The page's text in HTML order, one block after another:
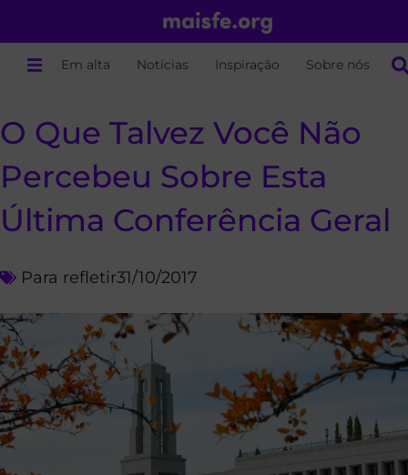
Em alta Notícias Inspiração Sobre nós
O Que Talvez Você Não
Percebeu Sobre Esta
Última Conferência Geral
Para refletir31/10/2017